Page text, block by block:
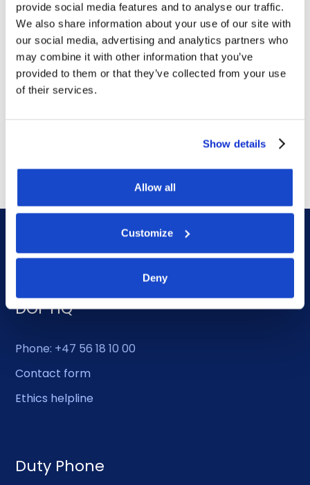
provide social media features and to analyse our traffic.
We also share information about your use of our site with
our social media, advertising and analytics partners who
may combine it with other information that you’ve
provided to them or that they’ve collected from your use
of their services.
Show details
Allow all
Customize
Deny
The company's main operation centers and
business units are located in Norway,
the UK, the USA, Singapore, Brazil, Argentina,
Canada, Angola, and Australia.
DOF HQ
Phone: +47 56 18 10 00
Contact form
Ethics helpline
Duty Phone